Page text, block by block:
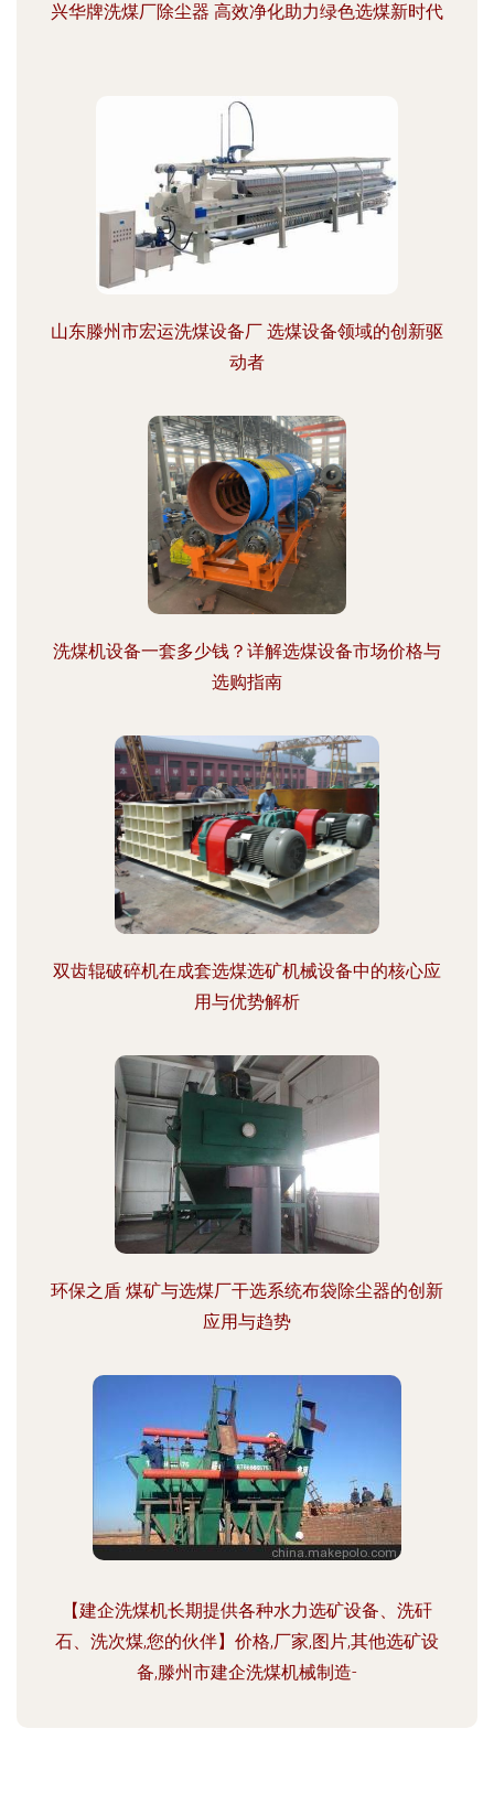
兴华牌洗煤厂除尘器 高效净化助力绿色选煤新时代
山东滕州市宏运洗煤设备厂 选煤设备领域的创新驱
动者
洗煤机设备一套多少钱？详解选煤设备市场价格与
选购指南
双齿辊破碎机在成套选煤选矿机械设备中的核心应
用与优势解析
环保之盾 煤矿与选煤厂干选系统布袋除尘器的创新
应用与趋势
【建企洗煤机长期提供各种水力选矿设备、洗矸
石、洗次煤,您的伙伴】价格,厂家,图片,其他选矿设
备,滕州市建企洗煤机械制造-